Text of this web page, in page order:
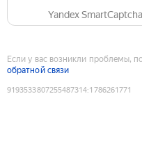
Yandex SmartCaptcha
Если у вас возникли проблемы,
обратной связи
9193533807255487314:1786261771